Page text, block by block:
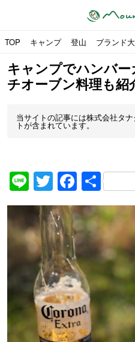
TOP キャンプ 登山 ブランド
キャンプでハンバ
チオーブン料理も紹
当サイトの記事には株式会社タ
トが含まれています。
LineTwitter共
有